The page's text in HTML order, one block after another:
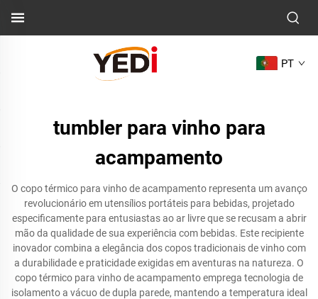
PT
tumbler para vinho para
acampamento
O copo térmico para vinho de acampamento representa um avanço
revolucionário em utensílios portáteis para bebidas, projetado
especificamente para entusiastas ao ar livre que se recusam a abrir
mão da qualidade de sua experiência com bebidas. Este recipiente
inovador combina a elegância dos copos tradicionais de vinho com
a durabilidade e praticidade exigidas em aventuras na natureza. O
copo térmico para vinho de acampamento emprega tecnologia de
isolamento a vácuo de dupla parede, mantendo a temperatura ideal